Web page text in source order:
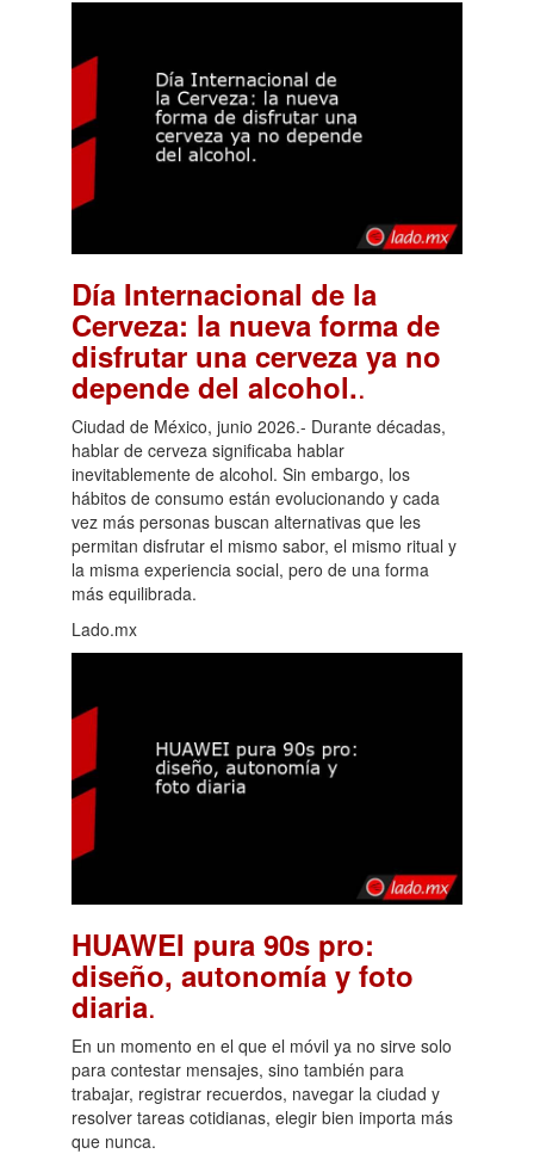
Día Internacional de la
Cerveza: la nueva forma de
disfrutar una cerveza ya no
depende del alcohol..
Ciudad de México, junio 2026.- Durante décadas,
hablar de cerveza significaba hablar
inevitablemente de alcohol. Sin embargo, los
hábitos de consumo están evolucionando y cada
vez más personas buscan alternativas que les
permitan disfrutar el mismo sabor, el mismo ritual y
la misma experiencia social, pero de una forma
más equilibrada.
Lado.mx
HUAWEI pura 90s pro:
diseño, autonomía y foto
diaria.
En un momento en el que el móvil ya no sirve solo
para contestar mensajes, sino también para
trabajar, registrar recuerdos, navegar la ciudad y
resolver tareas cotidianas, elegir bien importa más
que nunca.